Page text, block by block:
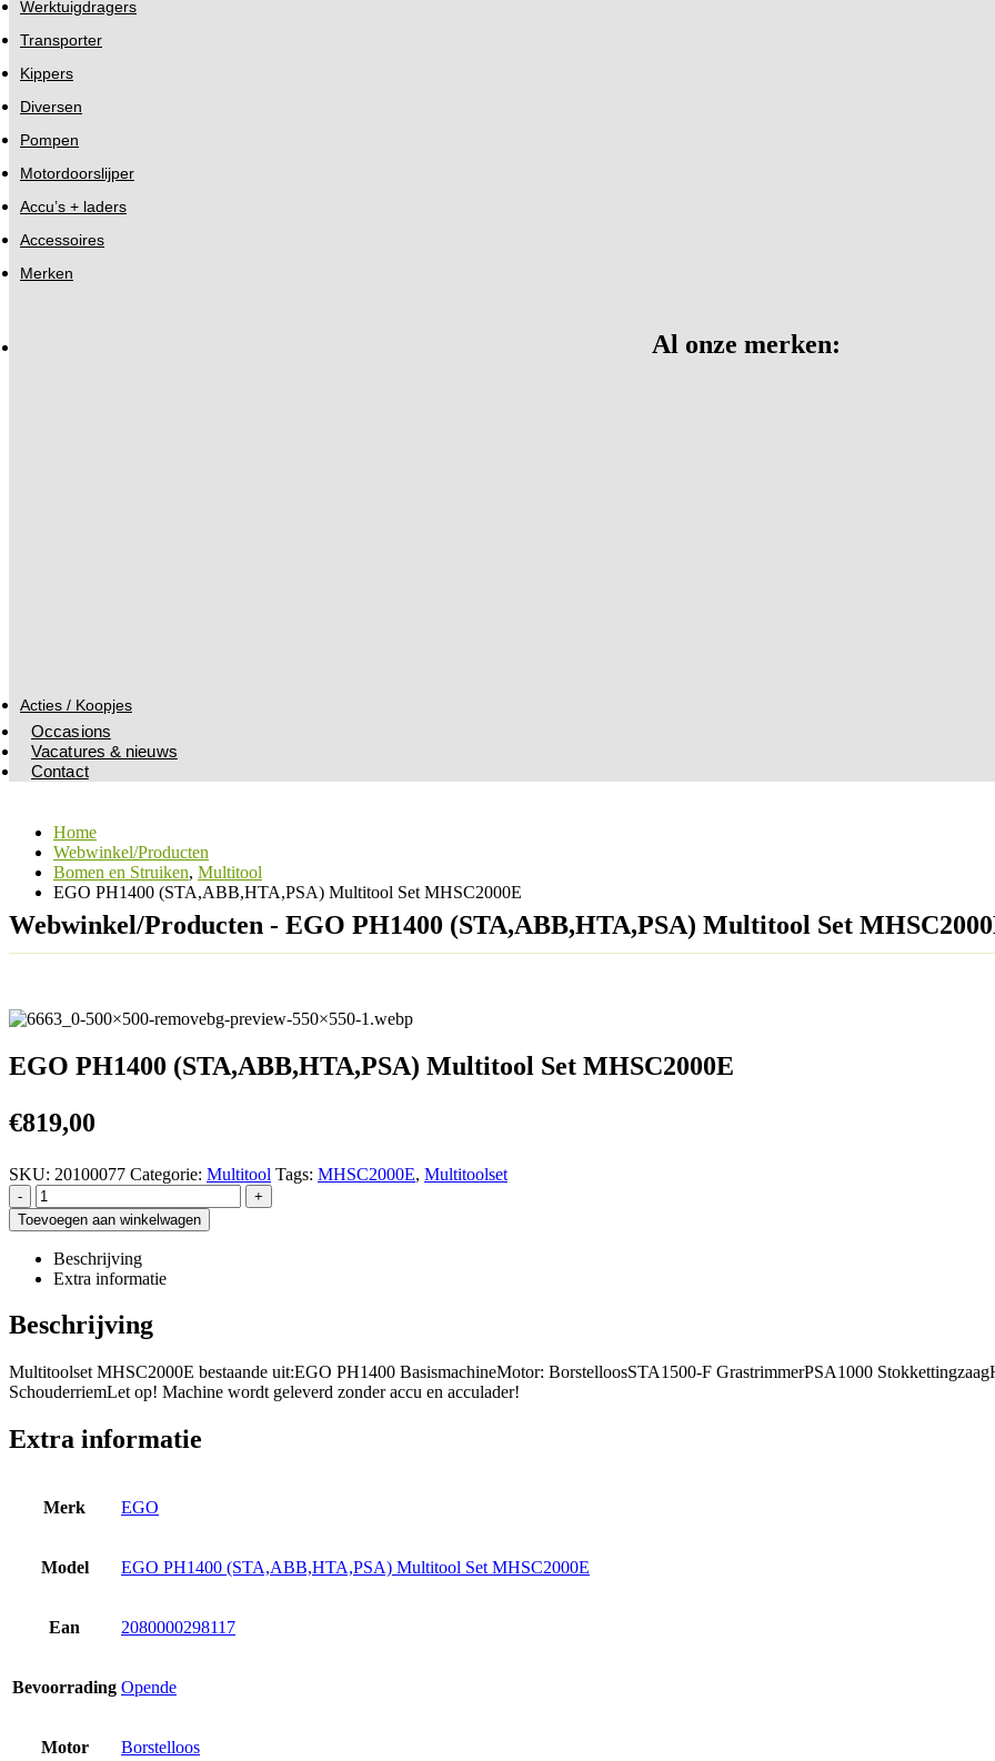
Werktuigdragers
Transporter
Kippers
Diversen
Pompen
Motordoorslijper
Accu’s + laders
Accessoires
Merken
Al onze merken:
Acties / Koopjes
Occasions
Vacatures & nieuws
Contact
Home
Webwinkel/Producten
Bomen en Struiken, Multitool
EGO PH1400 (STA,ABB,HTA,PSA) Multitool Set MHSC2000E
Webwinkel/Producten - EGO PH1400 (STA,ABB,HTA,PSA) Multitool Set
EGO PH1400 (STA,ABB,HTA,PSA) Multitool Set MHSC2000E
€819,00
SKU: 20100077 Categorie: Multitool Tags: MHSC2000E, Multitoolset
-
+
Toevoegen aan winkelwagen
Beschrijving
Extra informatie
Beschrijving
Multitoolset MHSC2000E bestaande uit:EGO PH1400 BasismachineMotor: BorstelloosSTA1500-F GrastrimmerPSA1000
SchouderriemLet op! Machine wordt geleverd zonder accu en acculader!
Extra informatie
Merk EGO
Model EGO PH1400 (STA,ABB,HTA,PSA) Multitool Set MHSC2000E
Ean 2080000298117
Bevoorrading Opende
Motor Borstelloos